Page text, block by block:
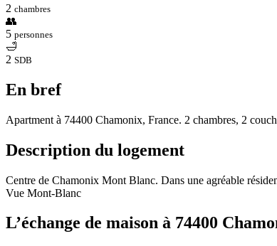
2 chambres
👥
5 personnes
🛁
2 SDB
En bref
Apartment à 74400 Chamonix, France. 2 chambres, 2
Description du logement
Centre de Chamonix Mont Blanc. Dans une agréable
Vue Mont-Blanc
L’échange de maison à 74400